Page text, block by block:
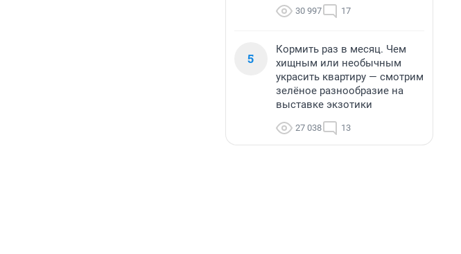
30 997 17
5
Кормить раз в месяц. Чем
хищным или необычным
украсить квартиру — смотрим
зелёное разнообразие на
выставке экзотики
27 038 13